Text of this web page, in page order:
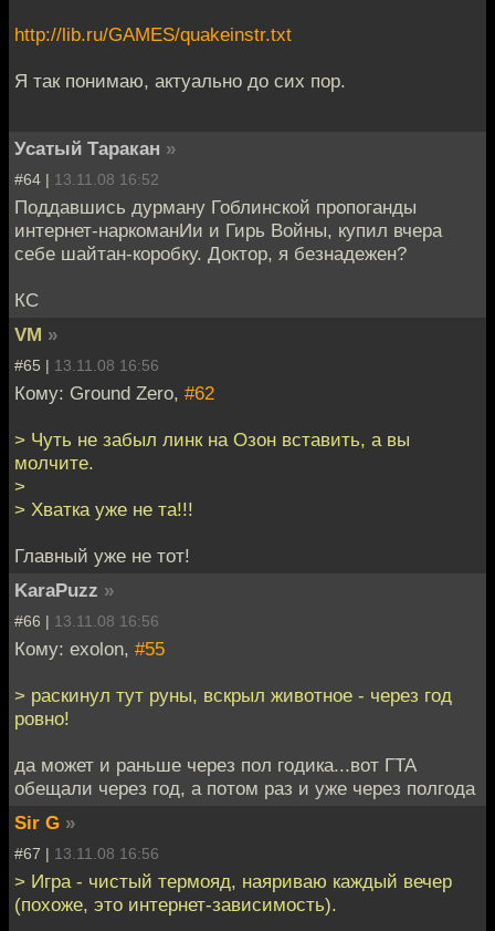
http://lib.ru/GAMES/quakeinstr.txt
Я так понимаю, актуально до сих пор.
Усатый Таракан »
#64 | 13.11.08 16:52
Поддавшись дурману Гоблинской пропоганды
интернет-наркоманИи и Гирь Войны, купил вчера
себе шайтан-коробку. Доктор, я безнадежен?
КС
VM »
#65 | 13.11.08 16:56
Кому: Ground Zero, #62
> Чуть не забыл линк на Озон вставить, а вы
молчите.
>
> Хватка уже не та!!!
Главный уже не тот!
KaraPuzz »
#66 | 13.11.08 16:56
Кому: exolon, #55
> раскинул тут руны, вскрыл животное - через год
ровно!
да может и раньше через пол годика...вот ГТА
обещали через год, а потом раз и уже через полгода
Sir G »
#67 | 13.11.08 16:56
> Игра - чистый термояд, наяриваю каждый вечер
(похоже, это интернет-зависимость).